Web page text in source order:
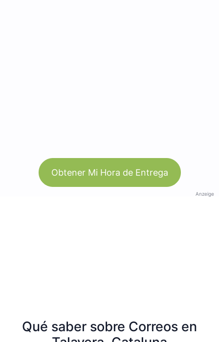
Obtener Mi Hora de Entrega
Anzeige
Qué saber sobre Correos en